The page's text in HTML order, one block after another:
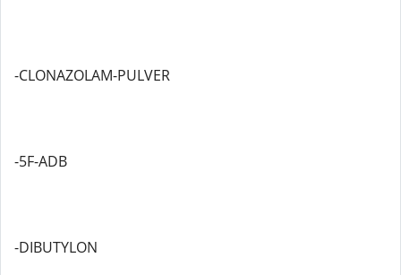
-CLONAZOLAM-PULVER
-5F-ADB
-DIBUTYLON